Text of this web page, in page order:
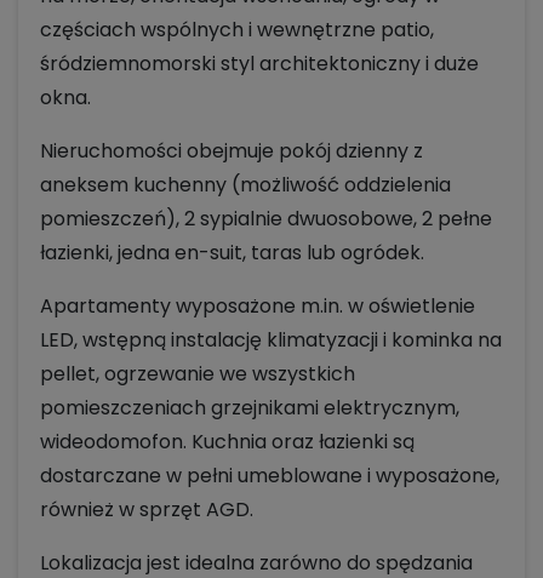
częściach wspólnych i wewnętrzne patio,
śródziemnomorski styl architektoniczny i duże
okna.
Nieruchomości obejmuje pokój dzienny z
aneksem kuchenny (możliwość oddzielenia
pomieszczeń), 2 sypialnie dwuosobowe, 2 pełne
łazienki, jedna en-suit, taras lub ogródek.
Apartamenty wyposażone m.in. w oświetlenie
LED, wstępną instalację klimatyzacji i kominka na
pellet, ogrzewanie we wszystkich
pomieszczeniach grzejnikami elektrycznym,
wideodomofon. Kuchnia oraz łazienki są
dostarczane w pełni umeblowane i wyposażone,
również w sprzęt AGD.
Lokalizacja jest idealna zarówno do spędzania